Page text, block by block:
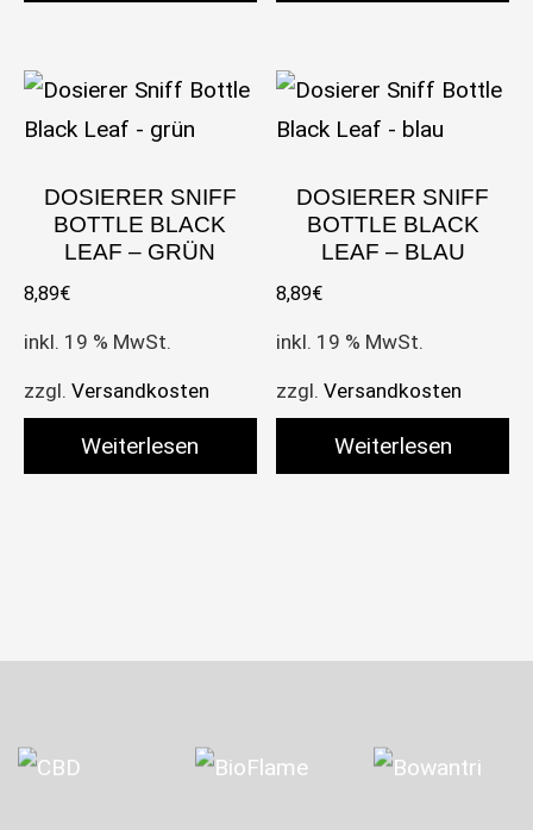
DOSIERER SNIFF
BOTTLE BLACK
LEAF – GRÜN
8,89€
inkl. 19 % MwSt.
zzgl. Versandkosten
Weiterlesen
DOSIERER SNIFF
BOTTLE BLACK
LEAF – BLAU
8,89€
inkl. 19 % MwSt.
zzgl.Versandkosten
Weiterlesen